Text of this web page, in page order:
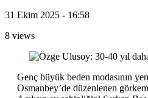
31 Ekim 2025 - 16:58
8 views
Genç büyük beden modasının
Osmanbey’de düzenlenen